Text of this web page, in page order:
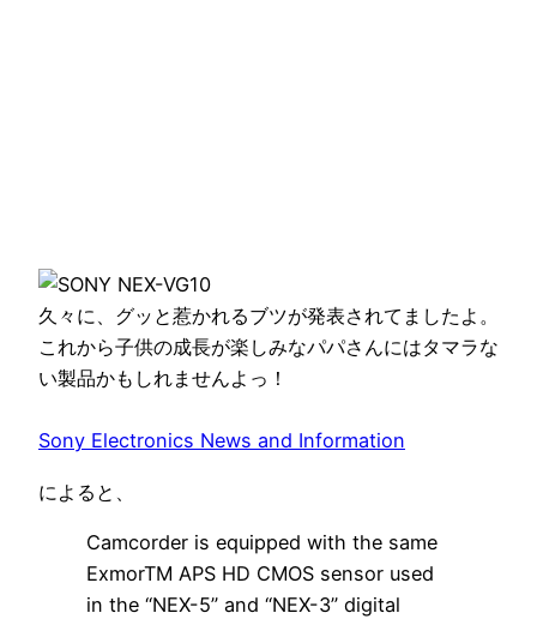
久々に、グッと惹かれるブツが発表されてましたよ。
これから子供の成長が楽しみなパパさんにはタマラな
い製品かもしれませんよっ！
Sony Electronics News and Information
によると、
Camcorder is equipped with the same
ExmorTM APS HD CMOS sensor used
in the “NEX-5” and “NEX-3” digital